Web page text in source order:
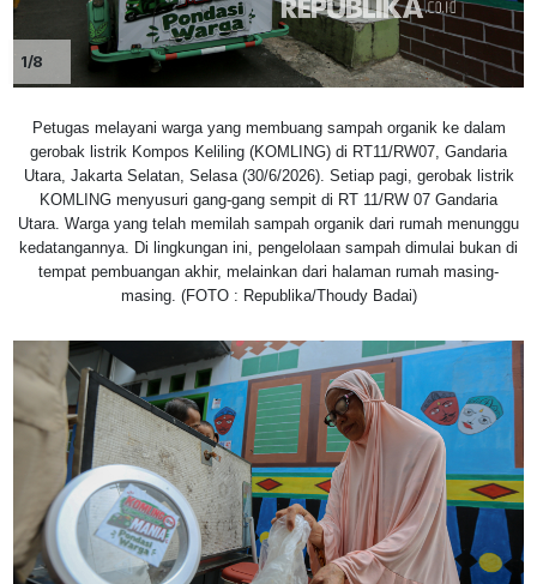
1/8
Petugas melayani warga yang membuang sampah organik ke dalam
gerobak listrik Kompos Keliling (KOMLING) di RT11/RW07, Gandaria
Utara, Jakarta Selatan, Selasa (30/6/2026). Setiap pagi, gerobak listrik
KOMLING menyusuri gang-gang sempit di RT 11/RW 07 Gandaria
Utara. Warga yang telah memilah sampah organik dari rumah menunggu
kedatangannya. Di lingkungan ini, pengelolaan sampah dimulai bukan di
tempat pembuangan akhir, melainkan dari halaman rumah masing-
masing. (FOTO : Republika/Thoudy Badai)